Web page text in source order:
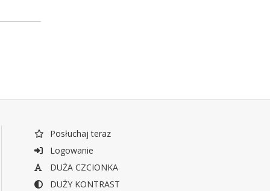
Posłuchaj teraz
Logowanie
DUŻA CZCIONKA
DUŻY KONTRAST